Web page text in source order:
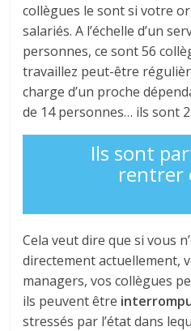
collègues le sont si votre
salariés. A l’échelle d’un
personnes, ce sont 56
travaillez peut-être
charge d’un proche
de 14 personnes… ils sont 2.
Ils sont
rentrer
Cela veut dire que si vous
directement actuellement,
managers, vos collègues
ils peuvent être
stressés par l’état dans